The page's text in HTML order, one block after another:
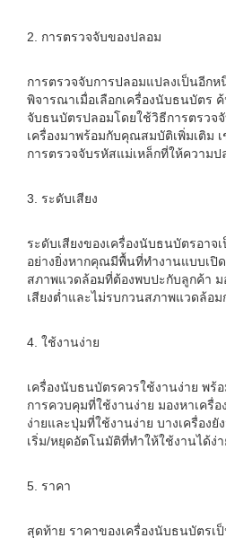
2. การตรวจจับของปลอม
การตรวจจับการปลอมแปลงเป็นอีก
พิจารณาเมื่อเลือกเครื่องนับธนบัตร
จับธนบัตรปลอมโดยใช้วิธีการตรวจจั
เครื่องมาพร้อมกับคุณสมบัติเพิ่มเติม
การตรวจจับรหัสแม่เหล็กที่ให้ความป
3. ระดับเสียง
ระดับเสียงของเครื่องนับธนบัตรอาจ
อย่างยิ่งหากคุณมีพื้นที่ทำงานแบบเปิ
สภาพแวดล้อมที่ต้องพบปะกับลูกค้า ม
เสียงต่ำและไม่รบกวนสภาพแวดล้อ
4. ใช้งานง่าย
เครื่องนับธนบัตรควรใช้งานง่าย พร้
การควบคุมที่ใช้งานง่าย มองหาเครื่
ง่ายและปุ่มที่ใช้งานง่าย บางเครื่อง
เริ่ม/หยุดอัตโนมัติที่ทำให้ใช้งานได้ง่
5. ราคา
สุดท้าย ราคาของเครื่องนับธนบัตร